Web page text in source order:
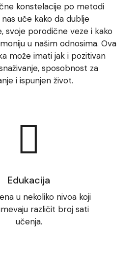
konstelacije po metodi
uče kako da dublje
svoje porodične veze i kako
u našim odnosima. Ova
može imati jak i pozitivan
sposobnost za
i ispunjen život.
Edukacija
u nekoliko nivoa koji
različit broj sati
učenja.